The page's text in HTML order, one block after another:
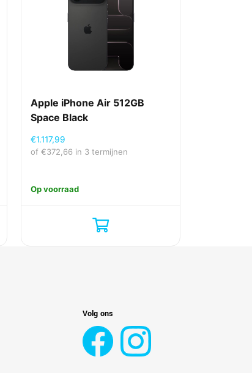
Apple iPhone Air 512GB
Space Black
€1.117,99
of€372,66 in 3 termijnen
Op voorraad
Volg ons